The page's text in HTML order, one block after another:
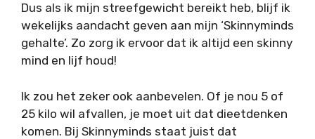
Dus als ik mijn streefgewicht bereikt heb, blijf ik
wekelijks aandacht geven aan mijn ‘Skinnyminds
gehalte’. Zo zorg ik ervoor dat ik altijd een skinny
mind en lijf houd!
Ik zou het zeker ook aanbevelen. Of je nou 5 of
25 kilo wil afvallen, je moet uit dat dieetdenken
komen. Bij Skinnyminds staat juist dat